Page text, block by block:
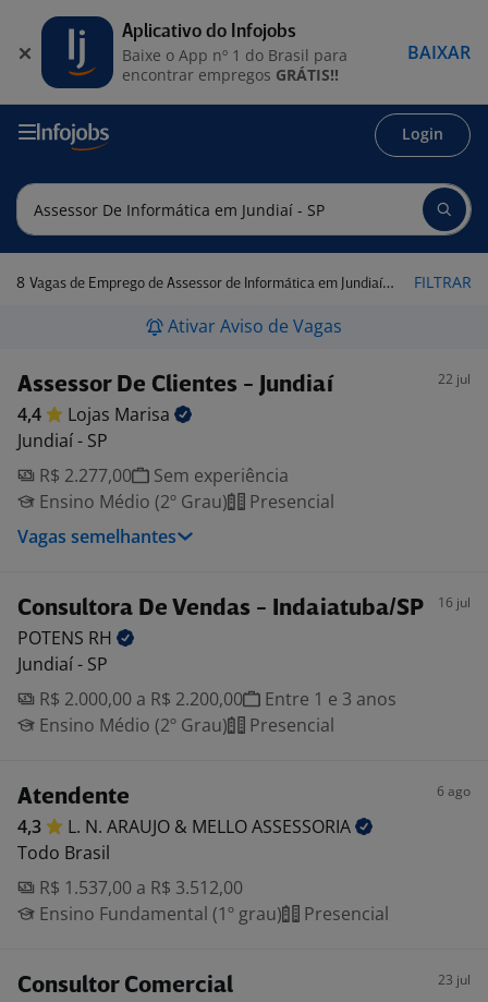
Login
8 Vagas de Emprego de Assessor de Informática em Jundiaí - SP FILTRAR
Ativar Aviso de Vagas
Assessor De Clientes - Jundiaí 22 jul
4,4 Lojas Marisa
Jundiaí - SP
R$ 2.277,00
Sem experiência
Ensino Médio (2º Grau)
Presencial
Vagas semelhantes
Consultora De Vendas - Indaiatuba/SP 16 jul
POTENS RH
Jundiaí - SP
R$ 2.000,00 a R$ 2.200,00
Entre 1 e 3 anos
Ensino Médio (2º Grau)
Presencial
Atendente 6 ago
4,3 L. N. ARAUJO & MELLOASSESSORIA
Todo Brasil
R$ 1.537,00 a R$ 3.512,00
Ensino Fundamental (1º grau)
Presencial
Consultor Comercial 23 jul
Aplicativo do Infojobs
Baixe o App nº 1 do Brasil para
encontrar empregos GRÁTIS!!
BAIXAR